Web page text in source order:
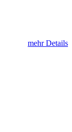
mehr Details